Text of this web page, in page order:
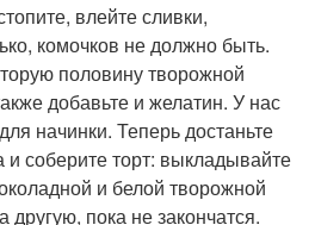
влейте сливки,
комочков не должно быть.
половину творожной
добавьте и желатин. У нас
начинки. Теперь достаньте
соберите торт: выкладывайте
и белой творожной
пока не закончатся.